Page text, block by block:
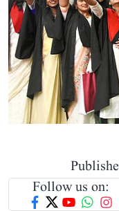
Follow us on: